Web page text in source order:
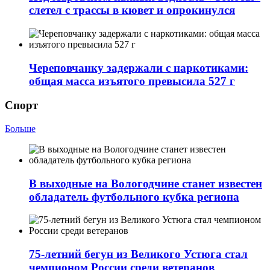
слетел с трассы в кювет и опрокинулся
Череповчанку задержали с наркотиками:
общая масса изъятого превысила 527 г
Спорт
Больше
В выходные на Вологодчине станет известен
обладатель футбольного кубка региона
75-летний бегун из Великого Устюга стал
чемпионом России среди ветеранов